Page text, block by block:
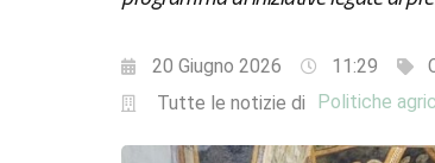
20 Giugno 2026 11:29
Tutte le notizie di
Politiche